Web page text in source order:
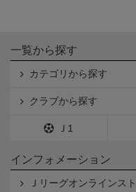
一覧から探す
カテゴリから探す
クラブから探す
Ｊ1
インフォメーション
Ｊリーグオンラインス